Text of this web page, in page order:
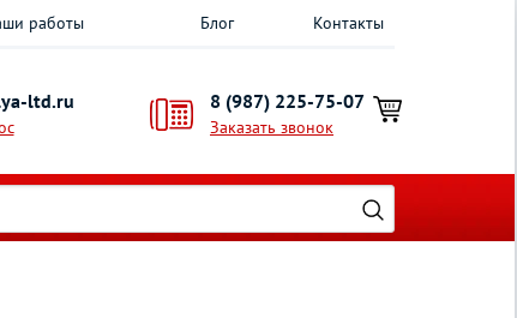
работы Блог Контакты
ltd.ru 8 (987) 225-75-07
Заказать звонок